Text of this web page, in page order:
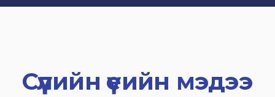
Сүүлийн үеийн мэдээ